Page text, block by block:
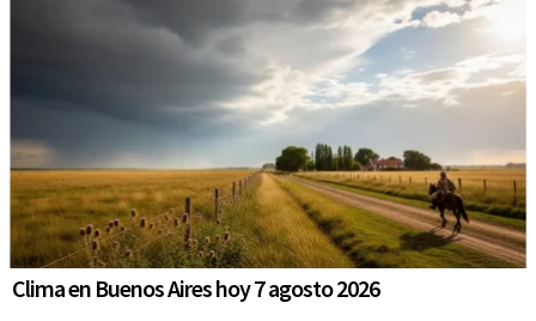
Clima en Buenos Aires hoy 7 agosto 2026